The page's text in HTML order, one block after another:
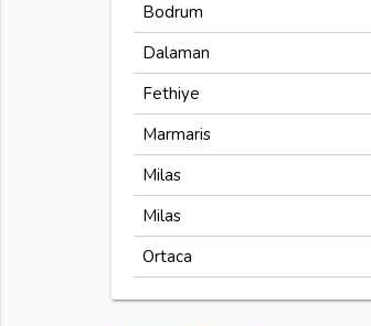
Bodrum
Dalaman
Fethiye
Marmaris
Milas
Milas
Ortaca